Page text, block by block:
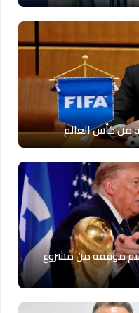
من كأس العالم
موقفه من مشروع